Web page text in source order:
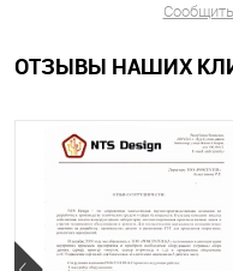
ОТЗЫВЫ НАШИХ